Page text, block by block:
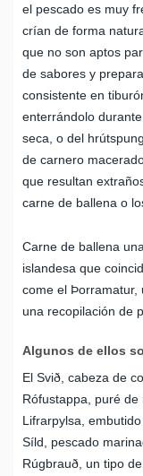
el pescado es muy
crían de forma
que no son aptos
de sabores y
consistente en
enterrándolo
seca, o del
de carnero
que resultan
carne de ballena o
Carne de ballena
islandesa que
come el Þorramatur,
una recopilación de
Algunos de ellos
El Svið, cabeza de
Rófustappa, puré de
Lifrarpylsa,
Síld, pescado
Rúgbrauð, un tipo de